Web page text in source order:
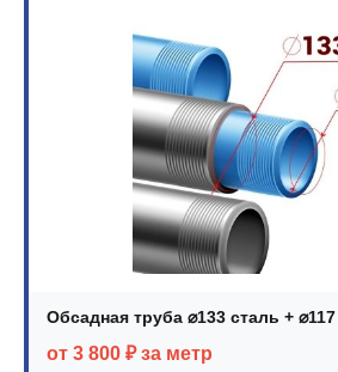
Обсадная труба ⌀133 сталь +
от 3 800 ₽ за метр